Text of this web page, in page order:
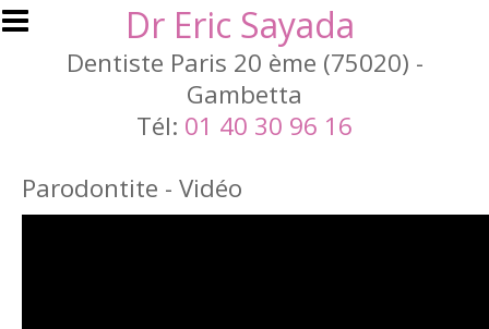
Aller au contenu principalDr Eric Sayada
Dentiste Paris 20 ème (75020) -
Gambetta
Tél: 01 40 30 96 16
Parodontite - Vidéo